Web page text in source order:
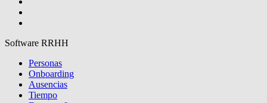
Software RRHH
Personas
Onboarding
Ausencias
Tiempo